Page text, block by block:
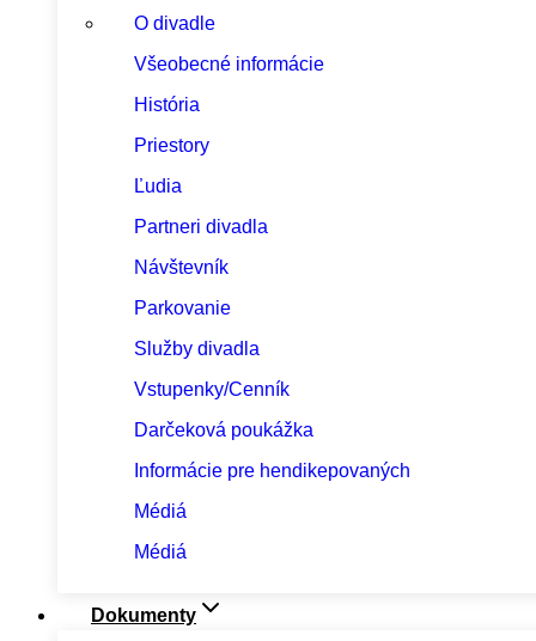
O divadle
Všeobecné informácie
História
Priestory
Ľudia
Partneri divadla
Návštevník
Parkovanie
Služby divadla
Vstupenky/Cenník
Darčeková poukážka
Informácie pre hendikepovaných
Médiá
Médiá
Dokumenty